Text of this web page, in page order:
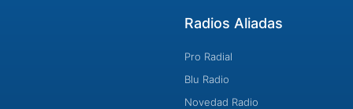
Radios Aliadas
Pro Radial
Blu Radio
Novedad Radio